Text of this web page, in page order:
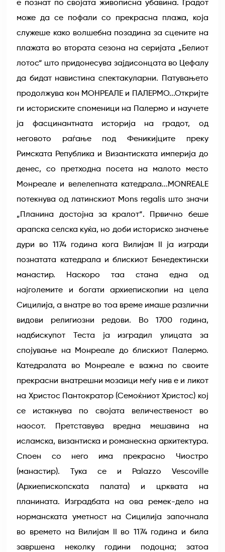
е познат по својата живописна убавина. Градот
може да се пофали со прекрасна плажа, која
служеше како волшебна позадина за сцените на
плажата во втората сезона на серијата „Белиот
лотос“ што придонесува зајдисонцата во Цефалу
да бидат навистина спектакуларни. Патувањето
продолжува кон МОНРЕАЛЕ и ПАЛЕРМО...Откријте
ги историските споменици на Палермо и научете
ја фасцинантната историја на градот, од
неговото раѓање под Феникијците преку
Римската Република и Византиската империја до
денес, со претходна посета на малото место
Монреале и велелепната катедрала...MONREALE
потекнува од латинскиот Mons regalis што значи
„Планина достојна за кралот“. Првично беше
арапска селска куќа, но доби историско значење
дури во 1174 година кога Вилијам II ја изгради
познатата катедрала и блискиот Бенедектински
манастир. Наскоро таа стана една од
најголемите и богати архиепископии на цела
Сицилија, а внатре во тоа време имаше различни
видови религиозни редови. Во 1700 година,
надбискупот Теста ја изградил улицата за
спојување на Монреале до блискиот Палермо.
Катедралата во Монреале е важна по своите
прекрасни внатрешни мозаици меѓу нив е и ликот
на Христос Пантократор (Семоќниот Христос) кој
се истакнува по својата величественост во
наосот. Претставува вредна мешавина на
исламска, византиска и романескна архитектура.
Споен со него има прекрасно Чиостро
(манастир). Тука се и Palazzo Vescoville
(Архиепископскаta палата) и црквата на
планината. Изградбата на ова ремек-дело на
норманската уметност на Сицилија започнала
во времето на Вилијам II во 1174 година и била
завршена неколку години подоцна; затоа